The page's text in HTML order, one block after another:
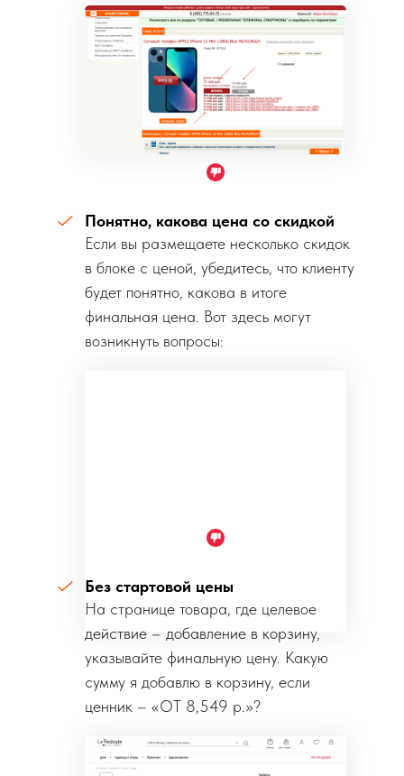
Понятно, какова цена со скидкой
Если вы размещаете несколько скидок
в блоке с ценой, убедитесь, что клиенту
будет понятно, какова в итоге
финальная цена. Вот здесь могут
возникнуть вопросы:
Без стартовой цены
На странице товара, где целевое
действие – добавление в корзину,
указывайте финальную цену. Какую
сумму я добавлю в корзину, если
ценник – «ОТ 8,549 р.»?